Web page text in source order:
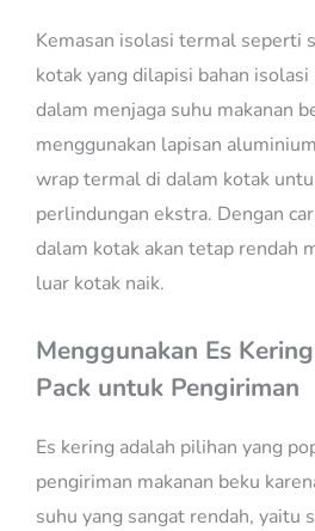
Kemasan isolasi termal seperti
kotak yang dilapisi bahan
dalam menjaga suhu makanan
menggunakan lapisan
wrap termal di dalam kotak
perlindungan ekstra. Dengan
dalam kotak akan tetap rendah
luar kotak naik.
Menggunakan Es
Pack untuk Pengiriman
Es kering adalah pilihan yang
pengiriman makanan beku
suhu yang sangat rendah, yaitu